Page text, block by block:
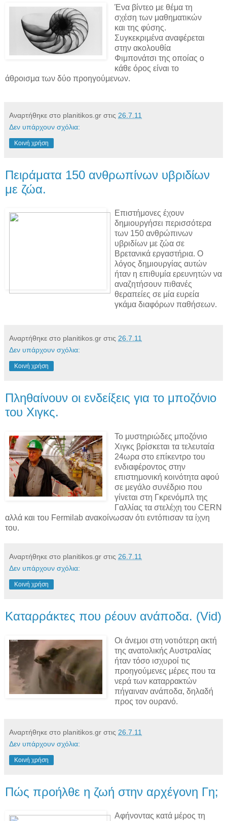
Ένα βίντεο με θέμα τη
σχέση των μαθηματικών
και της φύσης.
Συγκεκριμένα αναφέρεται
στην ακολουθία
Φιμπονάτσι της οποίας ο
κάθε όρος είναι το
άθροισμα των δύο προηγούμενων.
Αναρτήθηκε στο planitikos.gr στις 26.7.11
Δεν υπάρχουν σχόλια:
Κοινή χρήση
Πειράματα 150 ανθρωπίνων υβριδίων
με ζώα.
Επιστήμονες έχουν
δημιουργήσει περισσότερα
των 150 ανθρώπινων
υβριδίων με ζώα σε
Βρετανικά εργαστήρια. Ο
λόγος δημιουργίας αυτών
ήταν η επιθυμία ερευνητών να
αναζητήσουν πιθανές
θεραπείες σε μία ευρεία
γκάμα διαφόρων παθήσεων.
Αναρτήθηκε στο planitikos.gr στις 26.7.11
Δεν υπάρχουν σχόλια:
Κοινή χρήση
Πληθαίνουν οι ενδείξεις για το μποζόνιο
του Χιγκς.
Το μυστηριώδες μποζόνιο
Χιγκς βρίσκεται τα τελευταία
24ωρα στο επίκεντρο του
ενδιαφέροντος στην
επιστημονική κοινότητα αφού
σε μεγάλο συνέδριο που
γίνεται στη Γκρενόμπλ της
Γαλλίας τα στελέχη του CERN
αλλά και του Fermilab ανακοίνωσαν ότι εντόπισαν τα ίχνη
του.
Αναρτήθηκε στο planitikos.gr στις 26.7.11
Δεν υπάρχουν σχόλια:
Κοινή χρήση
Καταρράκτες που ρέουν ανάποδα. (Vid)
Οι άνεμοι στη νοτιότερη ακτή
της ανατολικής Αυστραλίας
ήταν τόσο ισχυροί τις
προηγούμενες μέρες που τα
νερά των καταρρακτών
πήγαιναν ανάποδα, δηλαδή
προς τον ουρανό.
Αναρτήθηκε στο planitikos.gr στις 26.7.11
Δεν υπάρχουν σχόλια:
Κοινή χρήση
Πώς προήλθε η ζωή στην αρχέγονη Γη;
Αφήνοντας κατά μέρος τη